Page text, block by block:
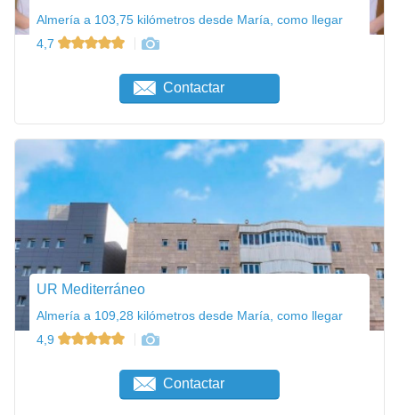
Almería a 103,75 kilómetros desde María, como llegar
4,7
Contactar
UR Mediterráneo
Almería a 109,28 kilómetros desde María, como llegar
4,9
Contactar